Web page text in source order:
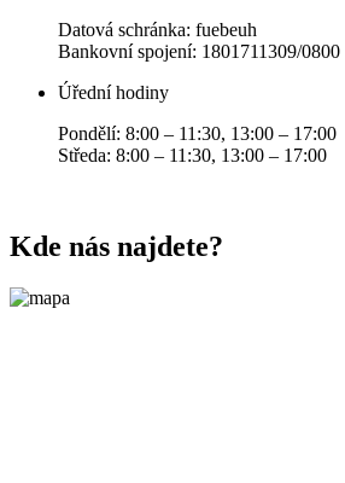
Datová schránka: fuebeuh
Bankovní spojení: 1801711309/0800
Úřední hodiny
Pondělí: 8:00 – 11:30, 13:00 – 17:00
Středa: 8:00 – 11:30, 13:00 – 17:00
Kde nás najdete?